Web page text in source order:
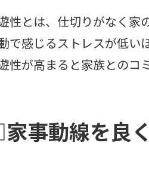
性とは、仕切りがなく家
で感じるストレスが低い
性が高まると家族とのコ
事動線を良